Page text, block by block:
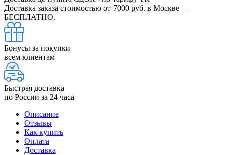
Доставка заказа стоимостью от 7000 руб. в Москве –
БЕСПЛАТНО.
Бонусы за покупки
всем клиентам
Быстрая доставка
по России за 24 часа
Описание
Отзывы
Как купить
Оплата
Доставка